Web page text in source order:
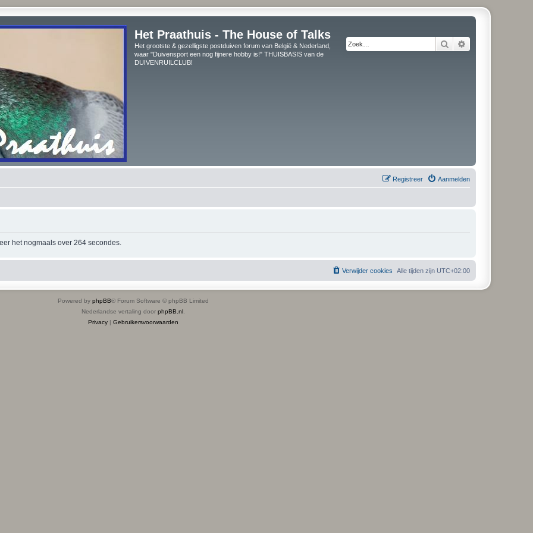
Het Praathuis - The House of Talks
Het grootste & gezelligste postduiven forum van België & Nederland,
waar "Duivensport een nog fijnere hobby is!" THUISBASIS van de
DUIVENRUILCLUB!
Zoek
Aanmelden
Registreer
het nogmaals over 264 secondes.
Alle tijden zijn UTC+02:00
Verwijder cookies
Powered by phpBB® Forum Software © phpBB Limited
Nederlandse vertaling door phpBB.nl
Privacy | Gebruikersvoorwaarden